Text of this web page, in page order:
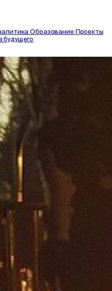
Образование Проекты
будущего